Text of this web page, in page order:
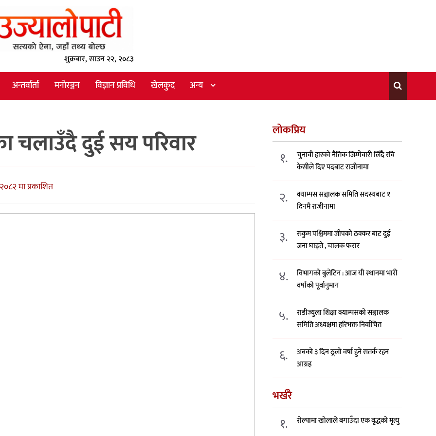
शुक्रबार, साउन २२, २०८३
अन्तर्वार्ता मनोरञ्जन विज्ञान प्रविधि खेलकुद अन्य
चलाउँदै दुई सय परिवार
मा प्रकाशित
लोकप्रिय
१.
चुनावी हारको नैतिक जिम्मेवारी लिँदै रवि
केसीले दिए पदबाट राजीनामा
२.
क्याम्पस सञ्चालक समिति सदस्यबाट १
दिनमै राजीनामा
३.
रुकुम पश्चिममा जीपको ठक्कर बाट दुई
जना घाइते , चालक फरार
४.
विभागको बुलेटिन : आज यी स्थानमा भारी
वर्षाको पूर्वानुमान
५.
राडीज्युला शिक्षा क्याम्पसको सञ्चालक
समिति अध्यक्षमा हरिभक्त निर्वाचित
६.
अबको ३ दिन ठूलो वर्षा हुने सतर्क रहन
आग्रह
भर्खरै
१. रोल्पामा खोलाले बगाउँदा एक वृद्धको मृत्यु